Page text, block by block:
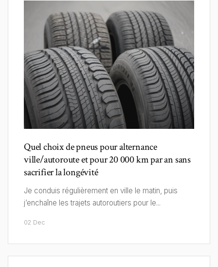
Quel choix de pneus pour alternance
ville/autoroute et pour 20 000 km par an sans
sacrifier la longévité
Je conduis régulièrement en ville le matin, puis
j’enchaîne les trajets autoroutiers pour le...
02 Dec